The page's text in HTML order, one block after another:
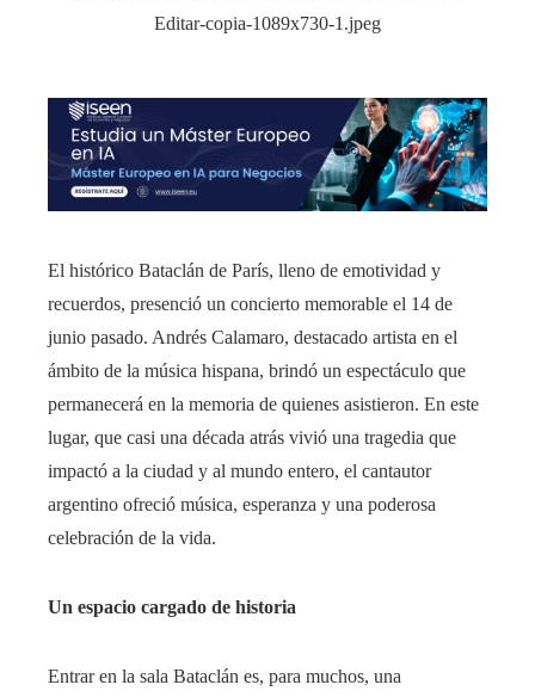
El histórico Bataclán de París, lleno de emotividad y
recuerdos, presenció un concierto memorable el 14 de
junio pasado. Andrés Calamaro, destacado artista en el
ámbito de la música hispana, brindó un espectáculo que
permanecerá en la memoria de quienes asistieron. En este
lugar, que casi una década atrás vivió una tragedia que
impactó a la ciudad y al mundo entero, el cantautor
argentino ofreció música, esperanza y una poderosa
celebración de la vida.
Un espacio cargado de historia
Entrar en la sala Bataclán es, para muchos, una